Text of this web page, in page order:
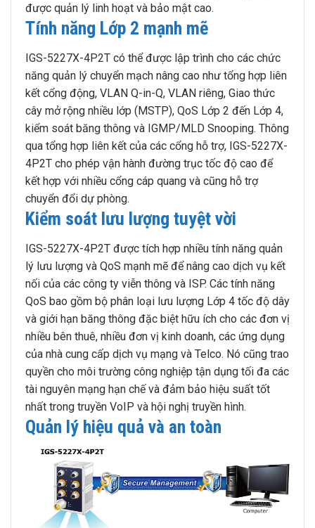
được quản lý linh hoạt và bảo mật cao.
Tính năng Lớp 2 mạnh mẽ
IGS-5227X-4P2T có thể được lập trình cho các chức
năng quản lý chuyển mạch nâng cao như tổng hợp liên
kết cổng động, VLAN Q-in-Q, VLAN riêng, Giao thức
cây mở rộng nhiều lớp (MSTP), QoS Lớp 2 đến Lớp 4,
kiểm soát băng thông và IGMP/MLD Snooping. Thông
qua tổng hợp liên kết của các cổng hỗ trợ, IGS-5227X-
4P2T cho phép vận hành đường trục tốc độ cao để
kết hợp với nhiều cổng cáp quang và cũng hỗ trợ
chuyển đổi dự phòng.
Kiểm soát lưu lượng tuyệt vời
IGS-5227X-4P2T được tích hợp nhiều tính năng quản
lý lưu lượng và QoS mạnh mẽ để nâng cao dịch vụ kết
nối của các công ty viễn thông và ISP. Các tính năng
QoS bao gồm bộ phân loại lưu lượng Lớp 4 tốc độ dây
và giới hạn băng thông đặc biệt hữu ích cho các đơn vị
nhiều bên thuê, nhiều đơn vị kinh doanh, các ứng dụng
của nhà cung cấp dịch vụ mạng và Telco. Nó cũng trao
quyền cho môi trường công nghiệp tận dụng tối đa các
tài nguyên mạng hạn chế và đảm bảo hiệu suất tốt
nhất trong truyền VoIP và hội nghị truyền hình.
Quản lý hiệu quả và an toàn